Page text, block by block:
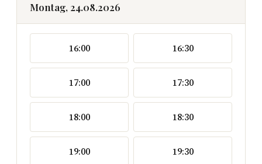
Montag, 24.08.2026
16:00 16:30
17:00 17:30
18:00 18:30
19:00 19:30